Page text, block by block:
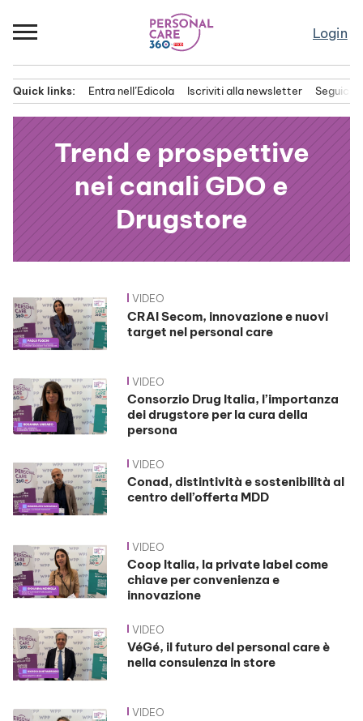
al
Login
principale
Quick links: Entra nell’Edicola Iscriviti alla newsletter Seguici
Trend e prospettive
nei canali GDO e
Drugstore
News VIDEO
CRAI Secom, innovazione e nuovi
target nel personal care
VIDEO
Consorzio Drug Italia, l’importanza
dei drugstore per la cura della
persona
VIDEO
Conad, distintività e sostenibilità al
centro dell’offerta MDD
VIDEO
Coop Italia, la private label come
chiave per convenienza e
innovazione
VIDEO
VéGé, il futuro del personal care è
nella consulenza in store
VIDEO